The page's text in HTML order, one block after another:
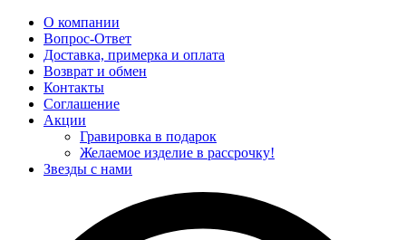
О компании
Вопрос-Ответ
Доставка, примерка и оплата
Возврат и обмен
Контакты
Соглашение
Акции
Гравировка в подарок
Желаемое изделие в рассрочку!
Звезды с нами